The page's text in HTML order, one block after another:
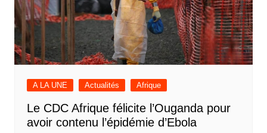
A LA UNE Actualités Afrique
Le CDC Afrique félicite l’Ouganda pour
avoir contenu l’épidémie d’Ebola